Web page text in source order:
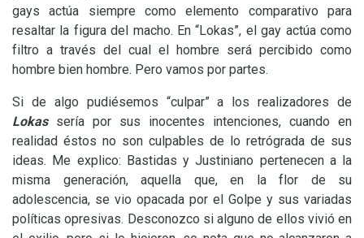
gays actúa siempre como elemento comparativo para
resaltar la figura del macho. En “Lokas”, el gay actúa como
filtro a través del cual el hombre será percibido como
hombre bien hombre. Pero vamos por partes.
Si de algo pudiésemos “culpar” a los realizadores de
Lokassería por sus inocentes intenciones, cuando en
realidad éstos no son culpables de lo retrógrada de sus
ideas. Me explico: Bastidas y Justiniano pertenecen a la
misma generación, aquella que, en la flor de su
adolescencia, se vio opacada por el Golpe y sus variadas
políticas opresivas. Desconozco si alguno de ellos vivió en